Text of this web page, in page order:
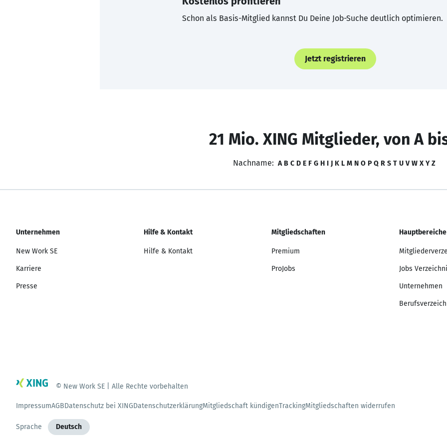
Schon als Basis-Mitglied kannst Du Deine Job-Suche deutlich optimieren.
Jetzt registrieren
21 Mio. XING Mitglieder, von A
Nachname: A B C D E F G H I J K L M N O P Q R S T U V W X Y Z
Unternehmen
New Work SE
Karriere
Presse
Hilfe & Kontakt
Hilfe & Kontakt
Mitgliedschaften
Premium
ProJobs
Hauptbereiche
Jobs
Unternehmen
© New Work SE | Alle Rechte vorbehalten
ImpressumAGBDatenschutz bei XINGDatenschutzerklärungMitgliedschaft kündigenTrackingMitgliedschaften widerrufen
Sprache Deutsch